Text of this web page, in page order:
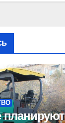
планируют